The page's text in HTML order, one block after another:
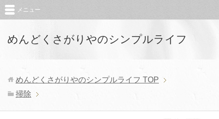
めんどくさがりやのシンプルライフ
メニュー
めんどくさがりやのシンプルライフ TOP
掃除